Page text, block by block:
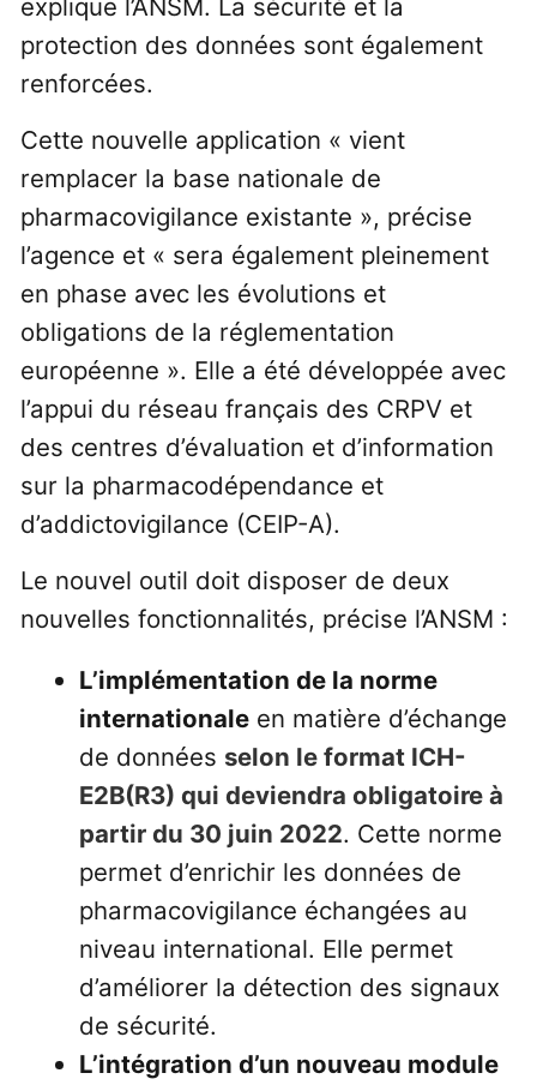
explique l’ANSM. La sécurité et la
protection des données sont également
renforcées.
Cette nouvelle application « vient
remplacer la base nationale de
pharmacovigilance existante », précise
l’agence et « sera également pleinement
en phase avec les évolutions et
obligations de la réglementation
européenne ». Elle a été développée avec
l’appui du réseau français des CRPV et
des centres d’évaluation et d’information
sur la pharmacodépendance et
d’addictovigilance (CEIP-A).
Le nouvel outil doit disposer de deux
nouvelles fonctionnalités, précise l’ANSM :
L’implémentation de la norme
internationaleen matière d’échange
de données selon le format ICH-
E2B(R3) qui deviendra obligatoire à
partir du 30 juin 2022. Cette norme
permet d’enrichir les données de
pharmacovigilance échangées au
niveau international. Elle permet
d’améliorer la détection des signaux
de sécurité.
L’intégration d’un nouveau module